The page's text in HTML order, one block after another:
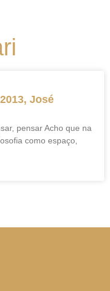
José
pensar Acho que na
como espaço,